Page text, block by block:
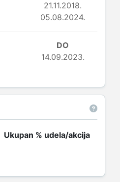
21.11.2018.
05.08.2024.
DO
14.09.2023.
Ukupan % udela/akcija